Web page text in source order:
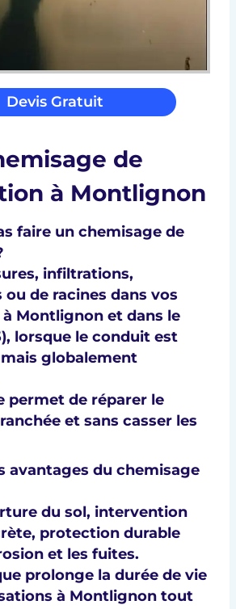
Devis Gratuit
de
à Montlignon
faire un chemisage de
infiltrations,
ou de racines dans vos
Montlignon et dans le
lorsque le conduit est
globalement
permet de réparer le
et sans casser les
avantages du chemisage
du sol, intervention
protection durable
et les fuites.
prolonge la durée de vie
à Montlignon tout